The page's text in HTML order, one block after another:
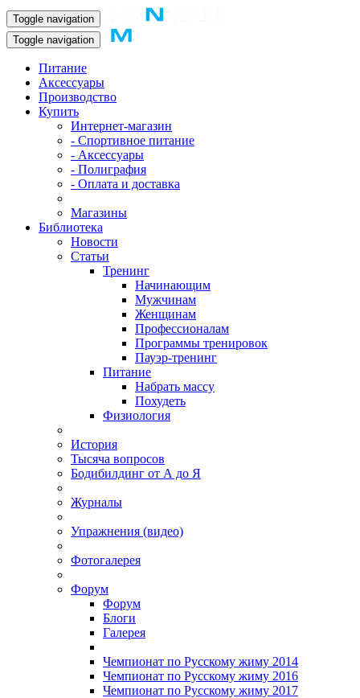
Toggle navigation
Toggle navigation
Питание
Аксессуары
Производство
Купить
Интернет-магазин
- Спортивное питание
- Аксессуары
- Полиграфия
- Оплата и доставка
Магазины
Библиотека
Новости
Статьи
Тренинг
Начинающим
Мужчинам
Женщинам
Профессионалам
Программы тренировок
Пауэр-тренинг
Питание
Набрать массу
Похудеть
Физиология
История
Тысяча вопросов
Бодибилдинг от А до Я
Журналы
Упражнения (видео)
Фотогалерея
Форум
Форум
Блоги
Галерея
Чемпионат по Русскому жиму 2014
Чемпионат по Русскому жиму 2016
Чемпионат по Русскому жиму 2017